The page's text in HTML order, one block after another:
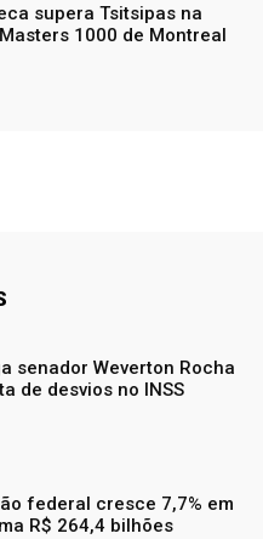
supera Tsitsipas na
1000 de Montreal
senador Weverton Rocha
de desvios no INSS
federal cresce 7,7% em
R$ 264,4 bilhões